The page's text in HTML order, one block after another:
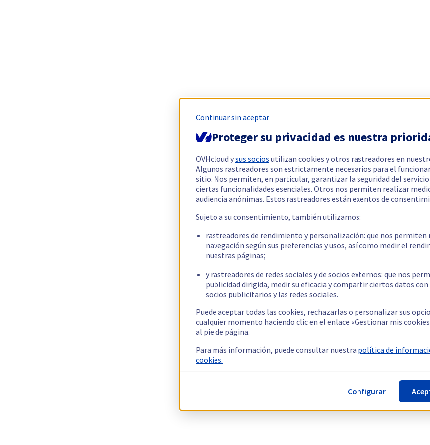
Continuar sin aceptar
Proteger su privacidad es nuestra
OVHcloud ysus socios utilizan cookies y otros rastreadores en
Algunos rastreadores son estrictamente necesarios para el
sitio. Nos permiten, en particular, garantizar la seguridad del
ciertas funcionalidades esenciales. Otros nos permiten realizar
audiencia anónimas. Estos rastreadores están exentos de
Sujeto a su consentimiento, también utilizamos:
rastreadores de rendimiento y personalización: que nos permiten
navegación según sus preferencias y usos, así como medir el
nuestras páginas;
y rastreadores de redes sociales y de socios externos: que nos
publicidad dirigida, medir su eficacia y compartir ciertos datos
socios publicitarios y las redes sociales.
Puede aceptar todas las cookies, rechazarlas o personalizar sus
cualquier momento haciendo clic en el enlace «Gestionar mis
al pie de página.
Para más información, puede consultar nuestra política de
cookies.
Configurar